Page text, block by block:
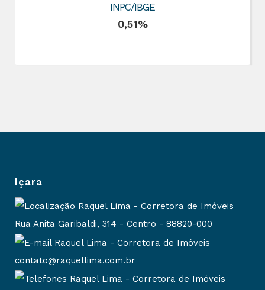
INPC/IBGE
0,51%
Içara
Rua Anita Garibaldi, 314 - Centro - 88820-000
contato@raquellima.com.br